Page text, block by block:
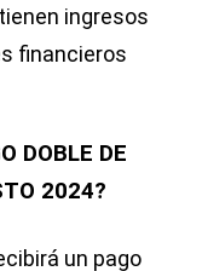
ingresos
financieros
DOBLE DE
2024?
un pago